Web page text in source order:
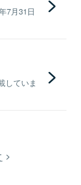
7月31日
していま